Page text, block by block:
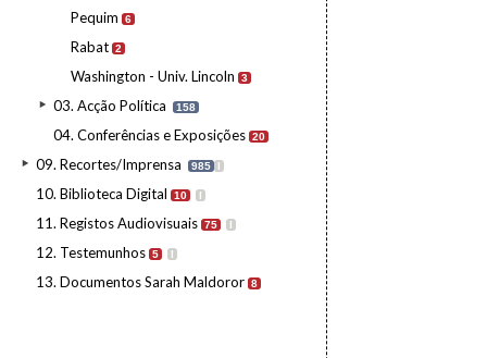
Pequim 6
Rabat 2
Washington - Univ. Lincoln 3
03. Acção Política 158
04. Conferências e Exposições 20
09. Recortes/Imprensa 985 I
10. Biblioteca Digital 10 I
11. Registos Audiovisuais 75 I
12. Testemunhos 5 I
13. Documentos Sarah Maldoror 8